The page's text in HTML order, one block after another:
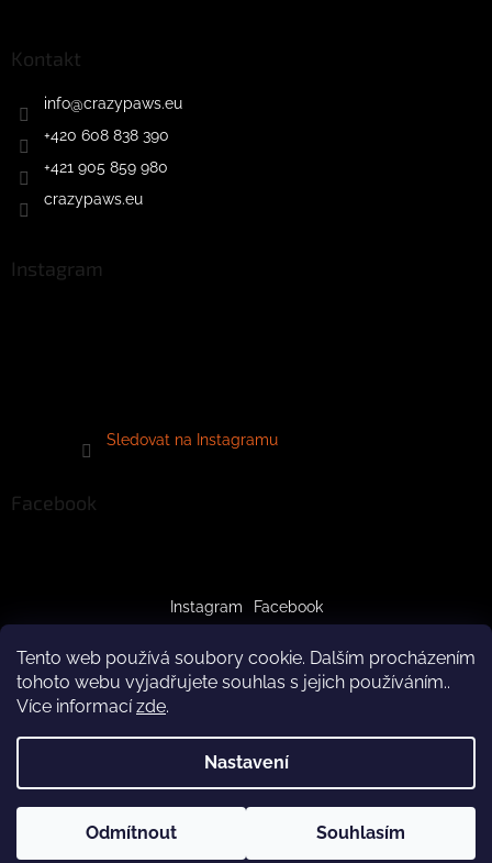
Tento web používá soubory cookie. Dalším procházením
tohoto webu vyjadřujete souhlas s jejich používáním..
Více informacízde.
Nastavení
Odmítnout Souhlasím
Z důvodu čerpání dovolené budeme produkty doručovat až po
Kontakt
info@crazypaws.eu
+420 608 838 390
+421 905 859 980
crazypaws.eu
Instagram
Sledovat na Instagramu
Facebook
Instagram Facebook
crazypaws.cz
Upravit nastavení cookies